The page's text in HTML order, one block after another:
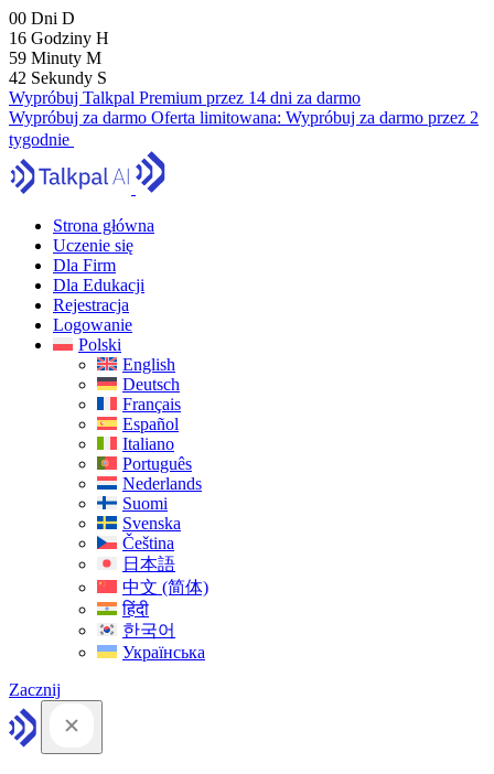
00 Dni D
16 Godziny H
59 Minuty M
40 Sekundy S
Wypróbuj Talkpal Premium przez 14 dni za darmo
Wypróbuj za darmo Oferta limitowana: Wypróbuj za darmo przez 2
tygodnie
Strona główna
Uczenie się
Dla Firm
Dla Edukacji
Rejestracja
Logowanie
Polski
English
Deutsch
Français
Español
Italiano
Português
Nederlands
Suomi
Svenska
Čeština
日本語
中文 (简体)
हिंदी
한국어
Українська
Zacznij